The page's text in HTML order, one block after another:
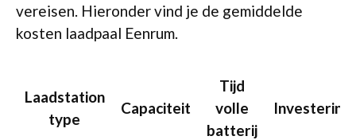
vereisen. Hieronder vind je de gemiddelde
kosten laadpaal Eenrum.
Laadstation
type
Capaciteit
Tijd
volle
batterij
Investering